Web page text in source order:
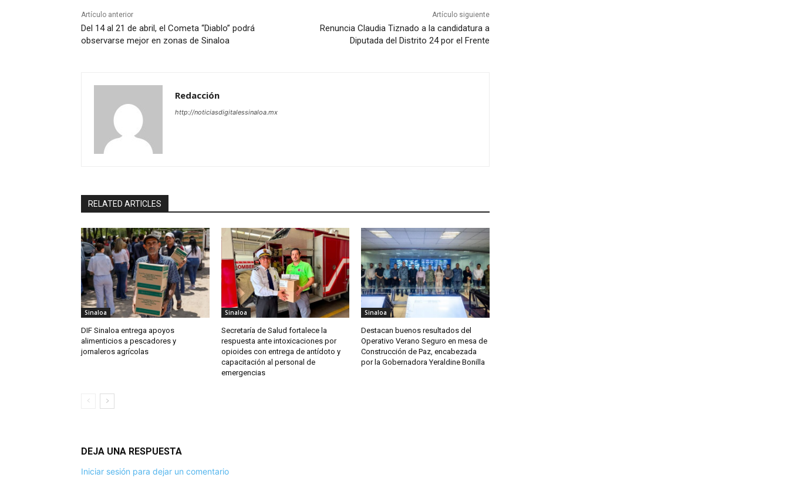
Artículo anterior
Del 14 al 21 de abril, el Cometa “Diablo” podrá
observarse mejor en zonas de Sinaloa
Artículo siguiente
Renuncia Claudia Tiznado a la candidatura a
Diputada del Distrito 24 por el Frente
Redacción
http://noticiasdigitalessinaloa.mx
RELATED ARTICLES
Sinaloa
DIF Sinaloa entrega apoyos
alimenticios a pescadores y
jornaleros agrícolas
Sinaloa
Secretaría de Salud fortalece la
respuesta ante intoxicaciones por
opioides con entrega de antídoto y
capacitación al personal de
emergencias
Sinaloa
Destacan buenos resultados del
Operativo Verano Seguro en mesa de
Construcción de Paz, encabezada
por la Gobernadora Yeraldine Bonilla
DEJA UNA RESPUESTA
Iniciar sesión para dejar un comentario